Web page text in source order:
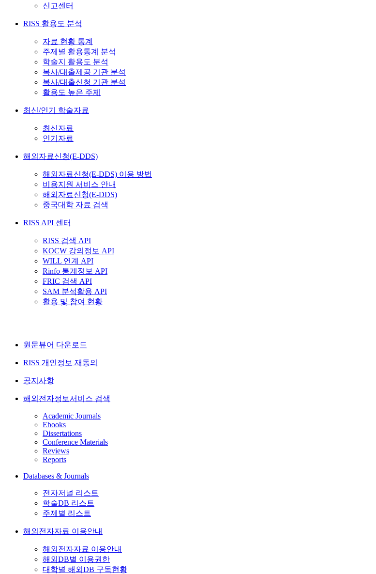
신고센터
RISS 활용도 분석
자료 현황 통계
주제별 활용통계 분석
학술지 활용도 분석
복사/대출제공 기관 분석
복사/대출신청 기관 분석
활용도 높은 주제
최신/인기 학술자료
최신자료
인기자료
해외자료신청(E-DDS)
해외자료신청(E-DDS) 이용 방법
비용지원 서비스 안내
해외자료신청(E-DDS)
중국대학 자료 검색
RISS API 센터
RISS 검색 API
KOCW 강의정보 API
WILL 연계 API
Rinfo 통계정보 API
FRIC 검색 API
SAM 분석활용 API
활용 및 참여 현황
원문뷰어 다운로드
RISS 개인정보 재동의
공지사항
해외전자정보서비스 검색
Academic Journals
Ebooks
Dissertations
Conference Materials
Reviews
Reports
Databases & Journals
전자저널 리스트
학술DB 리스트
주제별 리스트
해외전자자료 이용안내
해외전자자료 이용안내
해외DB별 이용권한
대학별 해외DB 구독현황